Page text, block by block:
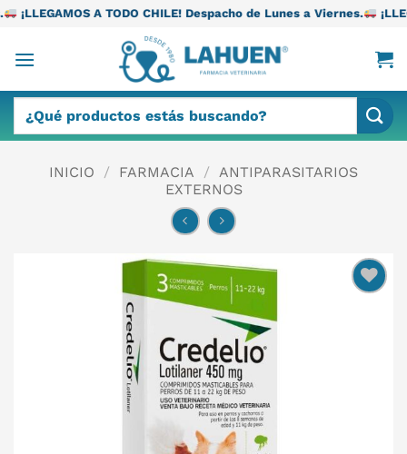
Saltar
contenido
TODO CHILE! Despacho de Lunes a Viernes. ¡LLEGAMOS A
por:
INICIO / FARMACIA / ANTIPARASITARIOS
EXTERNOS